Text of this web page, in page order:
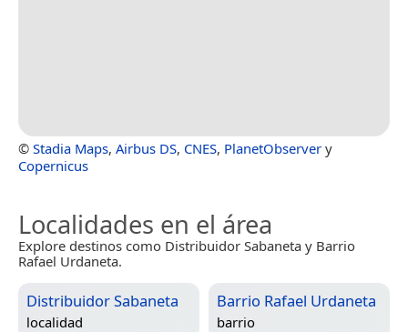
© Stadia Maps, Airbus DS, CNES, PlanetObserver y
Copernicus
Localidades en el área
Explore destinos como Distribuidor Sabaneta y Barrio
Rafael Urdaneta.
Distribuidor Sabaneta
localidad
Barrio Rafael Urdaneta
barrio